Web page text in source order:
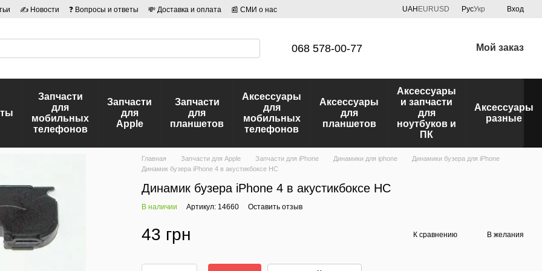
✍ Новости ❓ Вопросы и ответы 💸 Доставка и оплата
📰 СМИ о нас
UAH EURUSD РусУкр Вход
068 578-00-77 Мой заказ
Запчасти
для
мобильных
телефонов
Запчасти
для
Apple
Запчасти
для
планшетов
Аксессуары
для
мобильных
телефонов
Аксессуары
для
планшетов
Аксессуары
и запчасти
для
ноутбуков и
ПК
Аксессуары
разные
Главная Запчасти для Apple Запчасти для iPhone Динамики для iphone
Динамики бузера для iPhone
Динамик бузера iPhone 4 в акустикбоксе HC
Динамик бузера iPhone 4 в акустикбоксе HC
В наличии Артикул: 14660 Оставить отзыв
43 грн К сравнению В желания